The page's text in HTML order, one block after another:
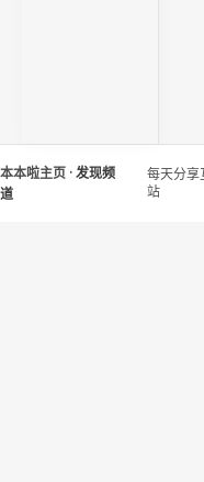
本本啦主页 · 发现频
道
每天分享
站